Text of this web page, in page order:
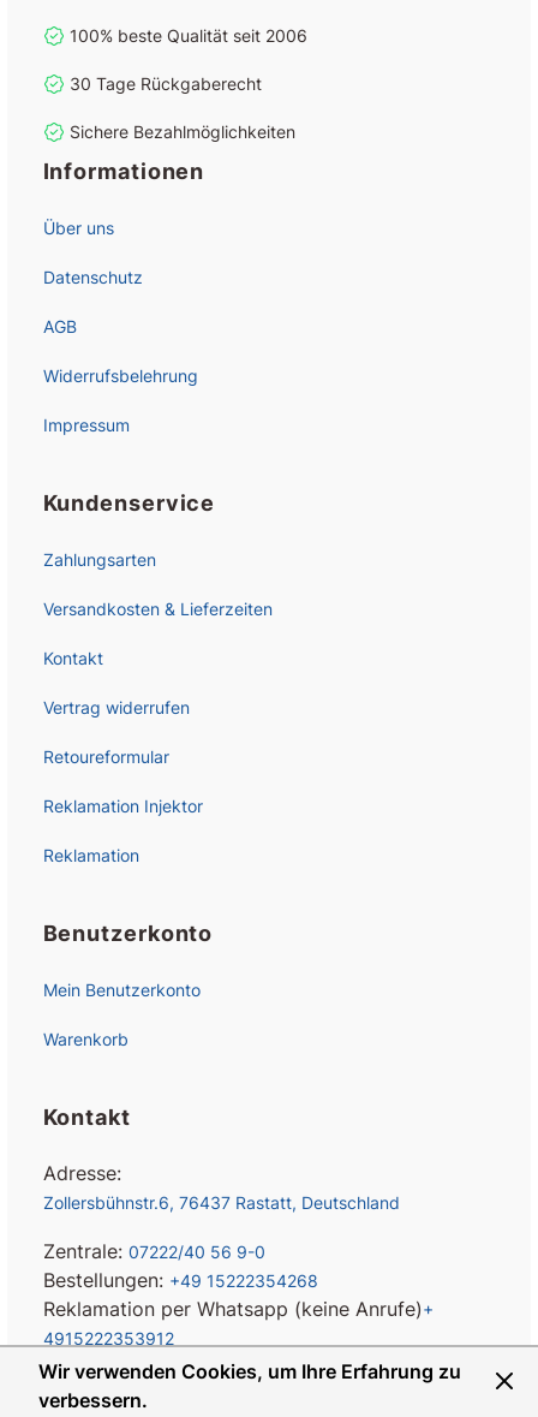
Wir verwenden Cookies, um Ihre Erfahrung zu
verbessern.
100% beste Qualität seit 2006
30 Tage Rückgaberecht
Sichere Bezahlmöglichkeiten
Informationen
Über uns
Datenschutz
AGB
Widerrufsbelehrung
Impressum
Kundenservice
Zahlungsarten
Versandkosten & Lieferzeiten
Kontakt
Vertrag widerrufen
Retoureformular
Reklamation Injektor
Reklamation
Benutzerkonto
Mein Benutzerkonto
Warenkorb
Kontakt
Adresse:
Zollersbühnstr.6, 76437 Rastatt, Deutschland
Zentrale: 07222/40 56 9-0
Bestellungen: +49 15222354268
Reklamation per Whatsapp (keine Anrufe)+
4915222353912
E-mail: info@eps-turbo.de